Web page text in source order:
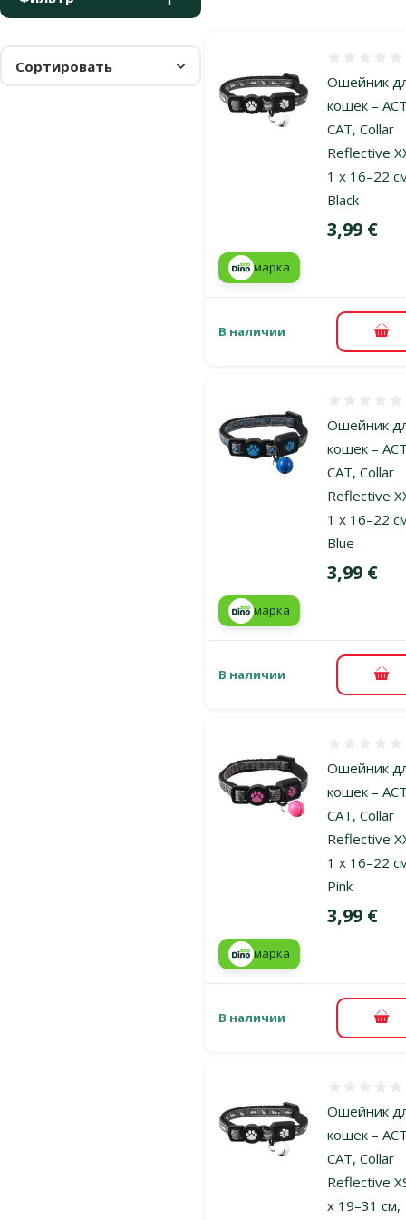
Сортировать
Ошейник
кошек –
CAT, Collar
Reflective
1 x 16–22
Black
Цена
3,99 €
марка
В наличии В
Ошейник
кошек –
CAT, Collar
Reflective
1 x 16–22
Blue
Цена
3,99 €
марка
В наличии В
Ошейник
кошек –
CAT, Collar
Reflective
1 x 16–22
Pink
Цена
3,99 €
марка
В наличии В
Ошейник
кошек –
CAT, Collar
Reflective
x 19–31 см,